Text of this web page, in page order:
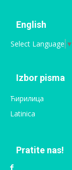
English
Select Language ▼
Izbor pisma
Ћирилица
Latinica
Pratite nas!